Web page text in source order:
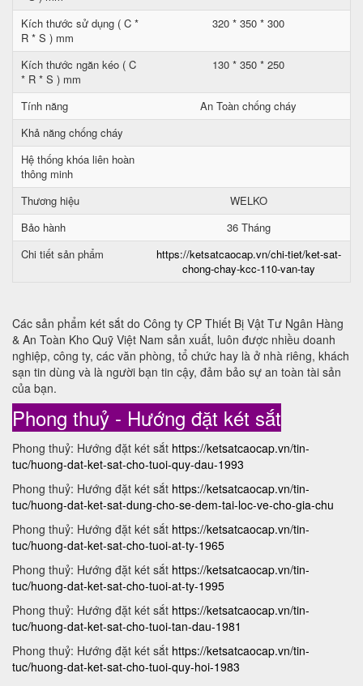
Kích thước sử dụng ( C *
R * S ) mm
320 * 350 * 300
Kích thước ngăn kéo ( C
* R * S ) mm
130 * 350 * 250
Tính năng
An Toàn chống cháy
Khả năng chống cháy
Hệ thống khóa liên hoàn
thông minh
Thương hiệu
WELKO
Bảo hành
36 Tháng
Chi tiết sản phẩm
https://ketsatcaocap.vn/chi-tiet/ket-sat-
chong-chay-kcc-110-van-tay
Các sản phẩm két sắt do Công ty CP Thiết Bị Vật Tư Ngân Hàng
& An Toàn Kho Quỹ Việt Nam sản xuất, luôn được nhiều doanh
nghiệp, công ty, các văn phòng, tổ chức hay là ở nhà riêng, khách
sạn tin dùng và là người bạn tin cậy, đảm bảo sự an toàn tài sản
của bạn.
Phong thuỷ - Hướng đặt két sắt
Phong thuỷ: Hướng đặt két sắt https://ketsatcaocap.vn/tin-
tuc/huong-dat-ket-sat-cho-tuoi-quy-dau-1993
Phong thuỷ: Hướng đặt két sắt https://ketsatcaocap.vn/tin-
tuc/huong-dat-ket-sat-dung-cho-se-dem-tai-loc-ve-cho-gia-chu
Phong thuỷ: Hướng đặt két sắt https://ketsatcaocap.vn/tin-
tuc/huong-dat-ket-sat-cho-tuoi-at-ty-1965
Phong thuỷ: Hướng đặt két sắt https://ketsatcaocap.vn/tin-
tuc/huong-dat-ket-sat-cho-tuoi-at-ty-1995
Phong thuỷ: Hướng đặt két sắt https://ketsatcaocap.vn/tin-
tuc/huong-dat-ket-sat-cho-tuoi-tan-dau-1981
Phong thuỷ: Hướng đặt két sắt https://ketsatcaocap.vn/tin-
tuc/huong-dat-ket-sat-cho-tuoi-quy-hoi-1983